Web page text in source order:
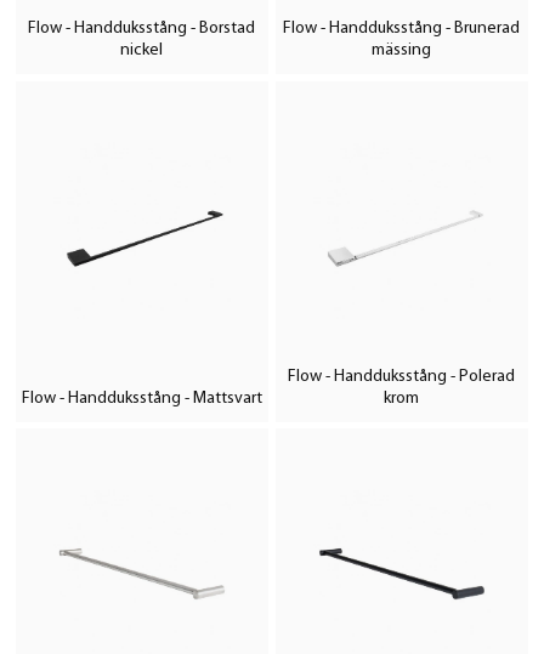
Flow - Handduksstång - Borstad
nickel
Flow - Handduksstång - Brunerad
mässing
Flow - Handduksstång - Mattsvart
Flow - Handduksstång - Polerad
krom